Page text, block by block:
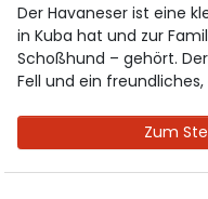
Der Havaneser ist eine
in Kuba hat und zur
Schoßhund – gehört.
Fell und ein
Zum